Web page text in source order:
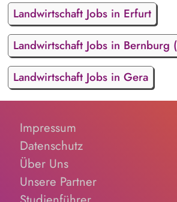
Landwirtschaft Jobs in Erfurt
Landwirtschaft Jobs in Bernburg
Landwirtschaft Jobs in Gera
Impressum
Datenschutz
Über Uns
Unsere Partner